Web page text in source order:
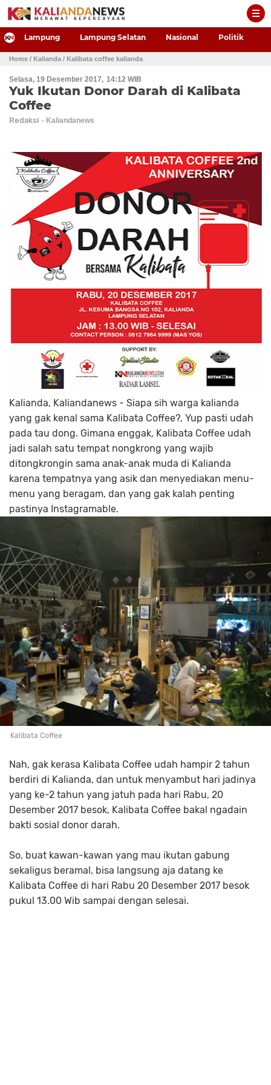
-->
Lampung Lampung Selatan Nasional Politik
Home / Kalianda / Kalibata coffee kalianda
Selasa, 19 Desember 2017 14:12 WIB
Yuk Ikutan Donor Darah di Kalibata
Coffee
Redaksi
Kalianda, Kaliandanews - Siapa sih warga kalianda
yang gak kenal sama Kalibata Coffee?, Yup pasti udah
pada tau dong. Gimana enggak, Kalibata Coffee udah
jadi salah satu tempat nongkrong yang wajib
ditongkrongin sama anak-anak muda di Kalianda
karena tempatnya yang asik dan menyediakan menu-
menu yang beragam, dan yang gak kalah penting
pastinya Instagramable.
Kalibata Coffee
Nah, gak kerasa Kalibata Coffee udah hampir 2 tahun
berdiri di Kalianda, dan untuk menyambut hari jadinya
yang ke-2 tahun yang jatuh pada hari Rabu, 20
Desember 2017 besok, Kalibata Coffee bakal ngadain
bakti sosial donor darah.
So, buat kawan-kawan yang mau ikutan gabung
sekaligus beramal, bisa langsung aja datang ke
Kalibata Coffee di hari Rabu 20 Desember 2017 besok
pukul 13.00 Wib sampai dengan selesai.